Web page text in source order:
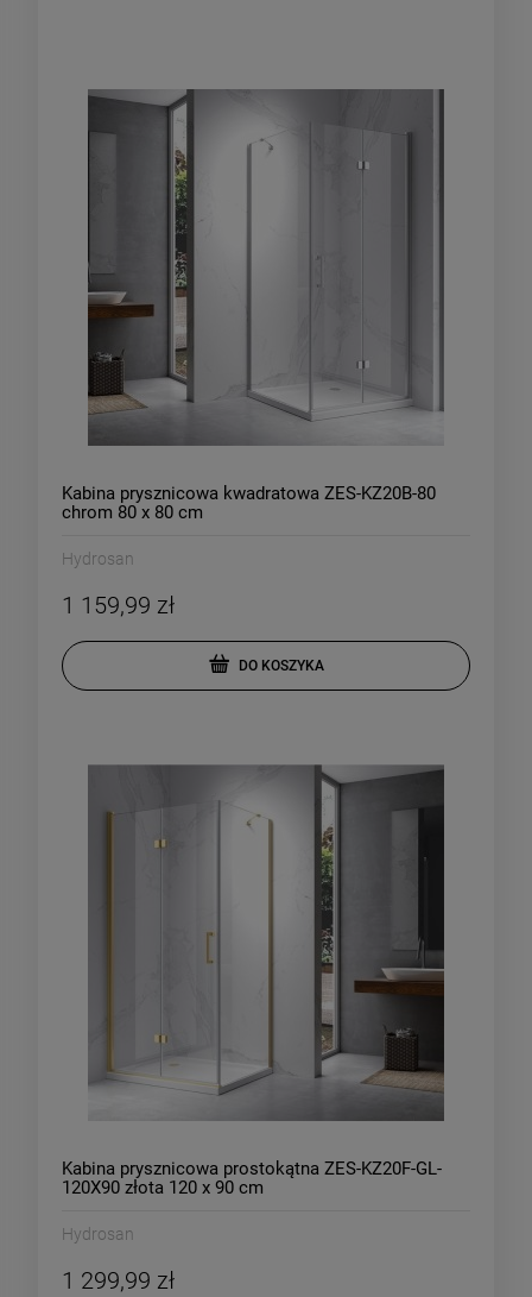
Kabina prysznicowa kwadratowa ZES-KZ20B-80
chrom 80 x 80 cm
Hydrosan
1 159,99 zł
DO KOSZYKA
Kabina prysznicowa prostokątna ZES-KZ20F-GL-
120X90 złota 120 x 90 cm
Hydrosan
1 299,99 zł